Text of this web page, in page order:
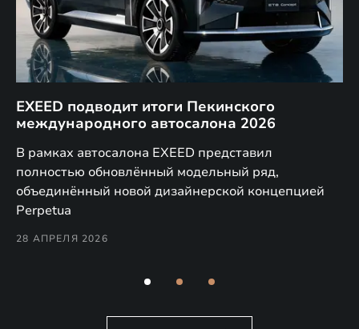
EXEED подводит итоги Пекинского
международного автосалона 2026
В рамках автосалона EXEED представил
полностью обновлённый модельный ряд,
объединённый новой дизайнерской концепцией
Perpetua
28 АПРЕЛЯ 2026